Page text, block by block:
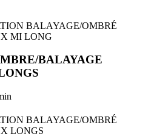
BALAYAGE/OMBRÉ
MI LONG
BALAYAGE
BALAYAGE/OMBRÉ
LONGS